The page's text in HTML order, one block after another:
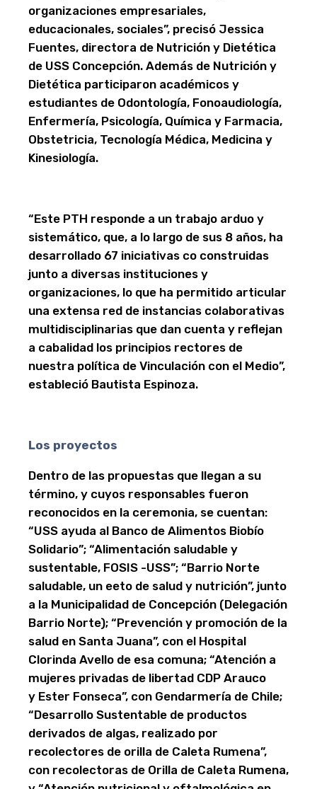
organizaciones empresariales,
educacionales, sociales”, precisó Jessica
Fuentes, directora de Nutrición y Dietética
de USS Concepción. Además de Nutrición y
Dietética participaron académicos y
estudiantes de Odontología, Fonoaudiología,
Enfermería, Psicología, Química y Farmacia,
Obstetricia, Tecnología Médica, Medicina y
Kinesiología.
“Este PTH responde a un trabajo arduo y
sistemático, que, a lo largo de sus 8 años, ha
desarrollado 67 iniciativas co construidas
junto a diversas instituciones y
organizaciones, lo que ha permitido articular
una extensa red de instancias colaborativas
multidisciplinarias que dan cuenta y reflejan
a cabalidad los principios rectores de
nuestra política de Vinculación con el Medio”,
estableció Bautista Espinoza.
Los proyectos
Dentro de las propuestas que llegan a su
término, y cuyos responsables fueron
reconocidos en la ceremonia, se cuentan:
“USS ayuda al Banco de Alimentos Biobío
Solidario”; “Alimentación saludable y
sustentable, FOSIS -USS”; “Barrio Norte
saludable, un eeto de salud y nutrición”, junto
a la Municipalidad de Concepción (Delegación
Barrio Norte); “Prevención y promoción de la
salud en Santa Juana”, con el Hospital
Clorinda Avello de esa comuna; “Atención a
mujeres privadas de libertad CDP Arauco
y Ester Fonseca”, con Gendarmería de Chile;
“Desarrollo Sustentable de productos
derivados de algas, realizado por
recolectores de orilla de Caleta Rumena”,
con recolectoras de Orilla de Caleta Rumena,